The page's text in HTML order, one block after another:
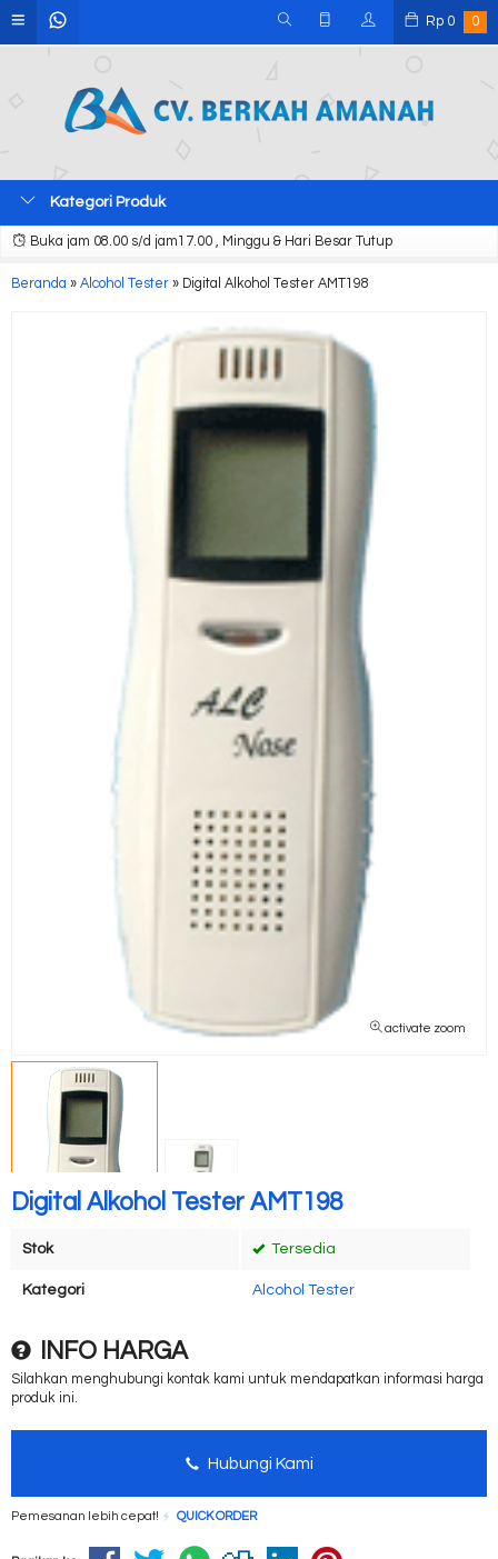
Rp 0 0
Kategori Produk
Buka jam 08.00 s/d jam17.00 , Minggu & Hari Besar Tutup
Beranda » Alcohol Tester » Digital Alkohol Tester AMT198
activate zoom
Digital Alkohol Tester AMT198
Stok Tersedia
Kategori Alcohol Tester
INFO HARGA
Silahkan menghubungi kontak kami untuk mendapatkan informasi harga
produk ini.
Hubungi Kami
Pemesanan lebih cepat! QUICK ORDER